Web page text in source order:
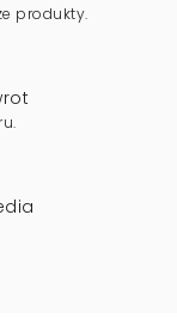
produkty.